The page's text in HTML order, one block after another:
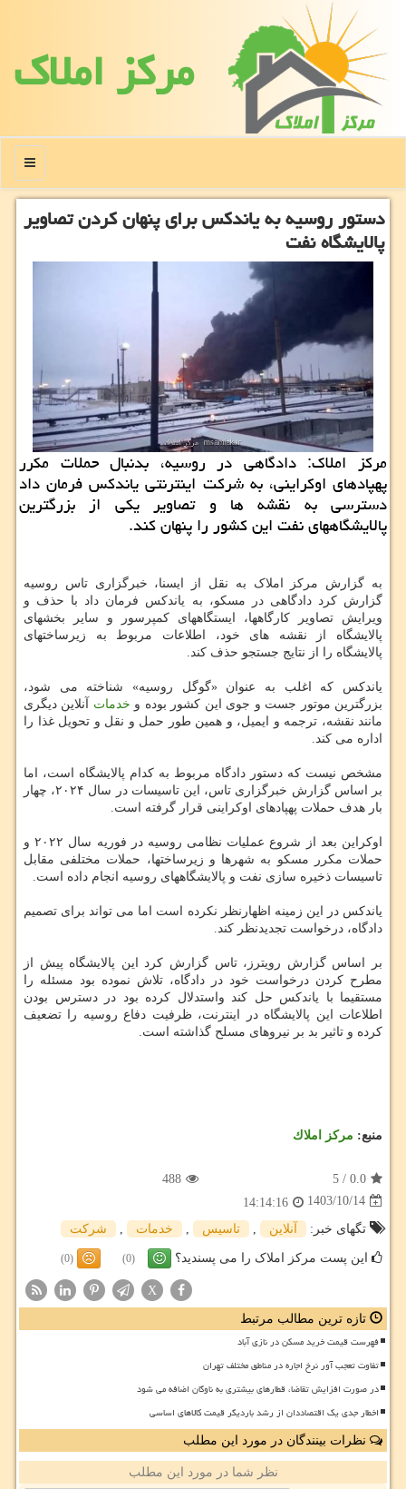
مركز املاك
منو
دستور روسیه به یاندکس برای پنهان کردن تصاویر
پالایشگاه نفت
مرکز املاک: دادگاهی در روسیه، بدنبال حملات مکرر
پهپادهای اوکراینی، به شرکت اینترنتی یاندکس فرمان داد
دسترسی به نقشه ها و تصاویر یکی از بزرگترین
پالایشگاههای نفت این کشور را پنهان کند.
به گزارش مرکز املاک به نقل از ایسنا، خبرگزاری تاس روسیه
گزارش کرد دادگاهی در مسکو، به یاندکس فرمان داد با حذف و
ویرایش تصاویر کارگاهها، ایستگاههای کمپرسور و سایر بخشهای
پالایشگاه از نقشه های خود، اطلاعات مربوط به زیرساختهای
پالایشگاه را از نتایج جستجو حذف کند.
یاندکس که اغلب به عنوان «گوگل روسیه» شناخته می شود،
بزرگترین موتور جست و جوی این کشور بوده و خدمات آنلاین دیگری
مانند نقشه، ترجمه و ایمیل، و همین طور حمل و نقل و تحویل غذا را
اداره می کند.
مشخص نیست که دستور دادگاه مربوط به کدام پالایشگاه است، اما
بر اساس گزارش خبرگزاری تاس، این تاسیسات در سال ۲۰۲۴، چهار
بار هدف حملات پهپادهای اوکراینی قرار گرفته است.
اوکراین بعد از شروع عملیات نظامی روسیه در فوریه سال ۲۰۲۲ و
حملات مکرر مسکو به شهرها و زیرساختها، حملات مختلفی مقابل
تاسیسات ذخیره سازی نفت و پالایشگاههای روسیه انجام داده است.
یاندکس در این زمینه اظهارنظر نکرده است اما می تواند برای تصمیم
دادگاه، درخواست تجدیدنظر کند.
بر اساس گزارش رویترز، تاس گزارش کرد این پالایشگاه پیش از
مطرح کردن درخواست خود در دادگاه، تلاش نموده بود مسئله را
مستقیما با یاندکس حل کند واستدلال کرده بود در دسترس بودن
اطلاعات این پالایشگاه در اینترنت، ظرفیت دفاع روسیه را تضعیف
کرده و تاثیر بد بر نیروهای مسلح گذاشته است.
منبع: مركز املاك
0.0
/
5
488
1403/10/14
14:14:16
تگهای خبر:
آنلاین تاسیس خدمات شركت
این پست مرکز املاک را می پسندید؟ (0)
(0)
X
تازه ترین مطالب مرتبط
فهرست قیمت خرید مسکن در نازی آباد
تفاوت تعجب آور نرخ اجاره در مناطق مختلف تهران
در صورت افزایش تقاضا، قطارهای بیشتری به ناوگان اضافه می شود
اخطار جدی یک اقتصاددان از رشد باردیگر قیمت کالاهای اساسی
نظرات بینندگان در مورد این مطلب
نظر شما در مورد این مطلب